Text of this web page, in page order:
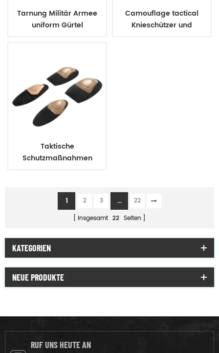
Tarnung Militär Armee
uniform Gürtel
Camouflage tactical
Knieschützer und
Taktische
Schutzmaßnahmen
1
2 3 ...
22
insgesamt 22 Seiten
KATEGORIEN
NEUE PRODUKTE
RUF UNS HEUTE AN